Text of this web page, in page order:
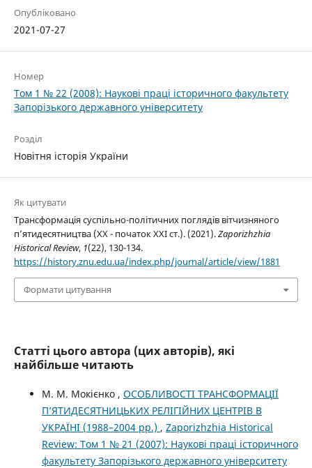
Опубліковано
2021-07-27
Номер
Том 1 № 22 (2008): Наукові праці історичного факультету
Запорізького державного університету
Розділ
Новітня історія України
Як цитувати
Трансформація суспільно-політичних поглядів вітчизняного
п’ятидесятництва (ХХ - початок ХХІ ст.). (2021).Zaporizhzhia
Historical Review, 1(22), 130-134.
https://history.znu.edu.ua/index.php/journal/article/view/1881
Формати цитування
Статті цього автора (цих авторів), які
найбільше читають
М. М. Мокієнко , ОСОБЛИВОСТІ ТРАНСФОРМАЦІЇ
П’ЯТИДЕСЯТНИЦЬКИХ РЕЛІГІЙНИХ ЦЕНТРІВ В
УКРАЇНІ (1988–2004 рр.) , Zaporizhzhia Historical
Review: Том 1 № 21 (2007): Наукові праці історичного
факультету Запорізького державного університету